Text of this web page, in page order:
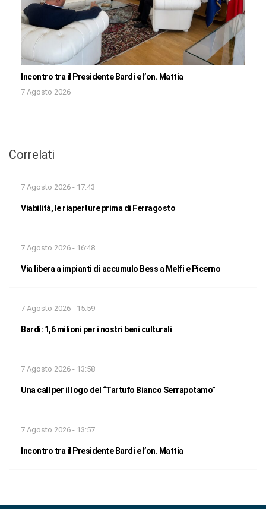
Incontro tra il Presidente Bardi e l’on. Mattia
7 Agosto 2026
Correlati
7 Agosto 2026 - 17:43
Viabilità, le riaperture prima di Ferragosto
7 Agosto 2026 - 16:48
Via libera a impianti di accumulo Bess a Melfi e Picerno
7 Agosto 2026 - 15:59
Bardi: 1,6 milioni per i nostri beni culturali
7 Agosto 2026 - 13:58
Una call per il logo del “Tartufo Bianco Serrapotamo”
7 Agosto 2026 - 13:57
Incontro tra il Presidente Bardi e l’on. Mattia